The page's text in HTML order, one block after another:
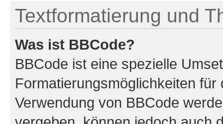
Textformatierung und
Was ist BBCode?
BBCode ist eine spezielle
Formatierungsmöglichkeiten
Verwendung von BBCode